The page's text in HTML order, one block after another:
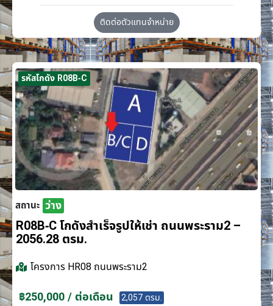
ติดต่อตัวแทนจำหน่าย
รหัสโกดัง R08B-C
สถานะ ว่าง
R08B-C โกดังสำเร็จรูปให้เช่า ถนนพระราม2 –
2056.28 ตรม.
โครงการ HR08 ถนนพระราม2
฿250,000 / ต่อเดือน 2,057 ตรม.